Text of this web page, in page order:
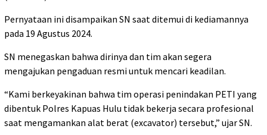
Pernyataan ini disampaikan SN saat ditemui di kediamannya
pada 19 Agustus 2024.
SN menegaskan bahwa dirinya dan tim akan segera
mengajukan pengaduan resmi untuk mencari keadilan.
“Kami berkeyakinan bahwa tim operasi penindakan PETI yang
dibentuk Polres Kapuas Hulu tidak bekerja secara profesional
saat mengamankan alat berat (excavator) tersebut,” ujar SN.